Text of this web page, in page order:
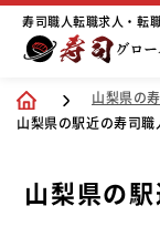
寿司職人転職求人・転
山梨県の
山梨県の駅近の寿司職
山梨県の